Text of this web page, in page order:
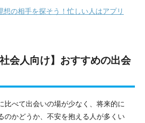
想の相手を探そう！忙しい人はアプリ
会人向け】おすすめの出会
比べて出会いの場が少なく、将来的に
のかどうか、不安を抱える人が多くい